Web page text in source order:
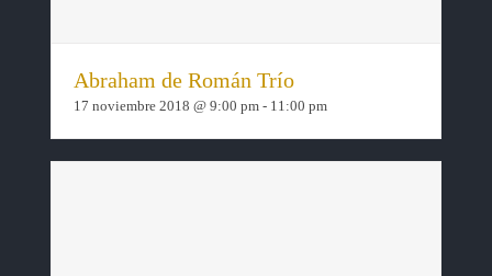
Abraham de Román Trío
17 noviembre 2018 @ 9:00 pm- 11:00 pm